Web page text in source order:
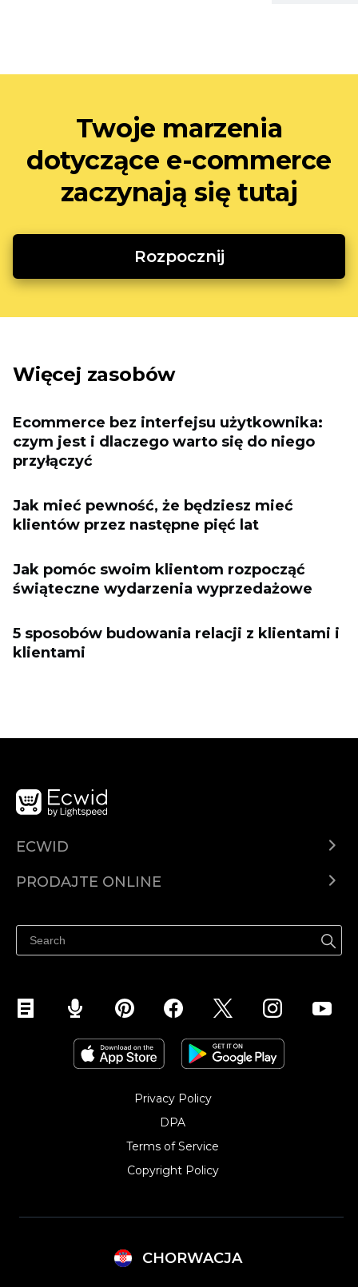
Twoje marzenia
dotyczące e-commerce
zaczynają się tutaj
Rozpocznij
Więcej zasobów
Ecommerce bez interfejsu użytkownika:
czym jest i dlaczego warto się do niego
przyłączyć
Jak mieć pewność, że będziesz mieć
klientów przez następne pięć lat
Jak pomóc swoim klientom rozpocząć
świąteczne wydarzenia wyprzedażowe
5 sposobów budowania relacji z klientami i
klientami
ECWID
PRODAJTE ONLINE
Privacy Policy
DPA
Terms of Service
Copyright Policy‎
CHORWACJA